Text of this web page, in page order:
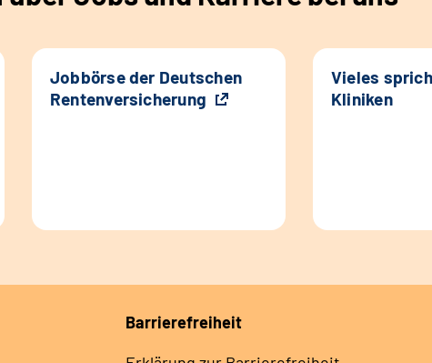
Jobbörse der Deutschen
Rentenversicherung
Vieles
Kliniken
Barrierefreiheit